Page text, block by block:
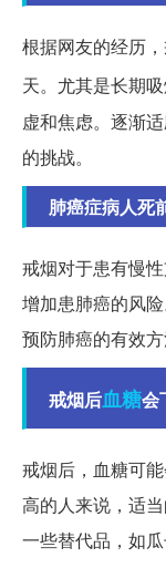
根据网友的经历
天。尤其是长期
虚和焦虑。逐渐
的挑战。
肺癌症病人死
戒烟对于患有慢
增加患肺癌的风
预防肺癌的有效方
戒烟后血糖会
戒烟后，血糖可
高的人来说，适
一些替代品，如